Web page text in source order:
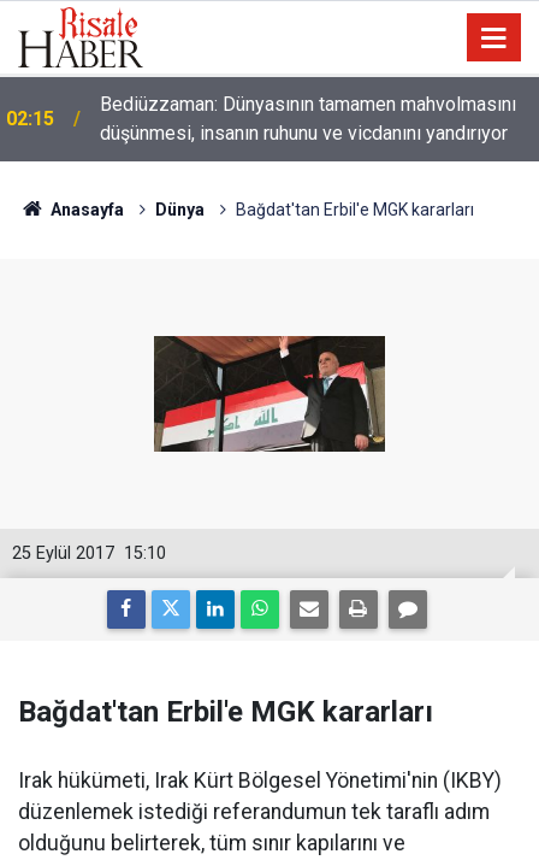
01:45 Paçalarını yerde sürünmeyecek şekilde yukarıda tut
Anasayfa Dünya Bağdat'tan Erbil'e MGK kararları
15:10
25 Eylül 2017
Bağdat'tan Erbil'e MGK kararları
Irak hükümeti, Irak Kürt Bölgesel Yönetimi'nin (IKBY)
düzenlemek istediği referandumun tek taraflı adım
olduğunu belirterek, tüm sınır kapılarını ve